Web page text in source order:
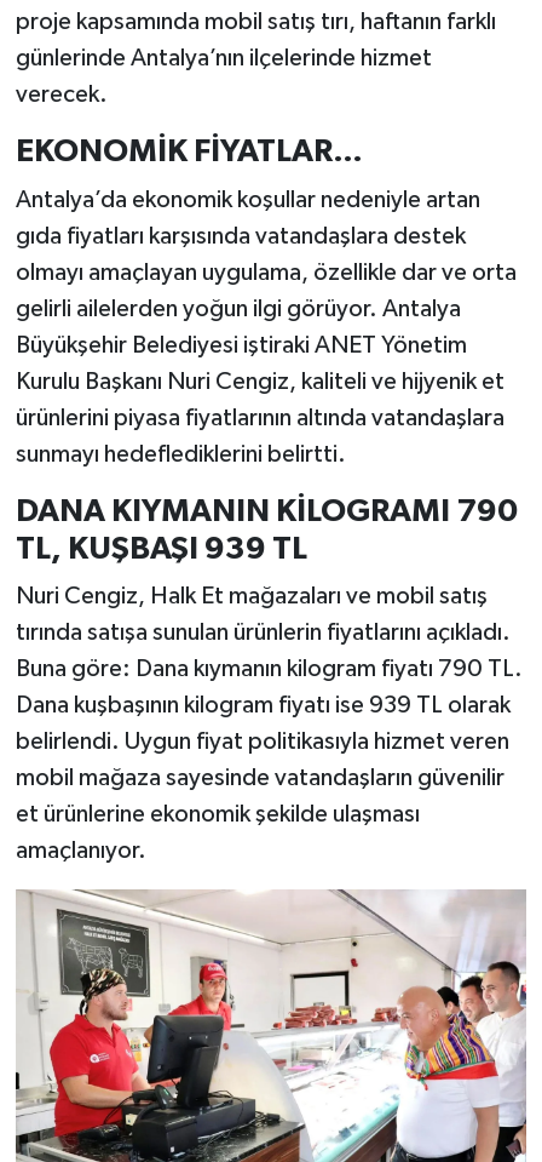
proje kapsamında mobil satış tırı, haftanın farklı
günlerinde Antalya’nın ilçelerinde hizmet
verecek.
EKONOMİK FİYATLAR…
Antalya’da ekonomik koşullar nedeniyle artan
gıda fiyatları karşısında vatandaşlara destek
olmayı amaçlayan uygulama, özellikle dar ve orta
gelirli ailelerden yoğun ilgi görüyor. Antalya
Büyükşehir Belediyesi iştiraki ANET Yönetim
Kurulu Başkanı Nuri Cengiz, kaliteli ve hijyenik et
ürünlerini piyasa fiyatlarının altında vatandaşlara
sunmayı hedeflediklerini belirtti.
DANA KIYMANIN KİLOGRAMI 790
TL, KUŞBAŞI 939 TL
Nuri Cengiz, Halk Et mağazaları ve mobil satış
tırında satışa sunulan ürünlerin fiyatlarını açıkladı.
Buna göre: Dana kıymanın kilogram fiyatı 790 TL.
Dana kuşbaşının kilogram fiyatı ise 939 TL olarak
belirlendi. Uygun fiyat politikasıyla hizmet veren
mobil mağaza sayesinde vatandaşların güvenilir
et ürünlerine ekonomik şekilde ulaşması
amaçlanıyor.